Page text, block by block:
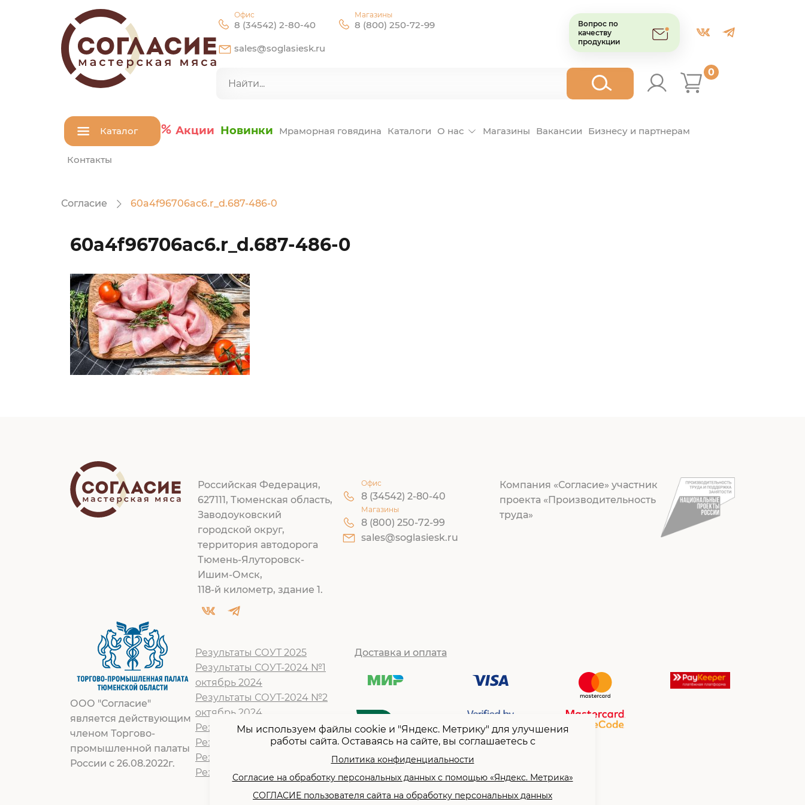
Офис
8 (34542) 2-80-40
Магазины
8 (800) 250-72-99
sales@soglasiesk.ru
Вопрос по
качеству
продукции
0
Каталог Акции Новинки Мраморная говядина Каталоги О нас Магазины Вакансии Бизнесу и партнерам
Контакты
Согласие 60a4f96706ac6.r_d.687-486-0
60a4f96706ac6.r_d.687-486-0
Российская Федерация,
627111, Тюменская область,
Заводоуковский
городской округ,
территория автодорога
Тюмень-Ялуторовск-
Ишим-Омск,
118-й километр, здание 1.
Офис
8 (34542) 2-80-40
Магазины
8 (800) 250-72-99
sales@soglasiesk.ru
Компания «Согласие» участник
проекта «Производительность
труда»
ООО "Согласие"
является действующим
членом Торгово-
промышленной палаты
России с 26.08.2022г.
Результаты СОУТ 2025
Результаты СОУТ-2024 №1
октябрь 2024
Результаты СОУТ-2024 №2
октябрь 2024
Результат СОУТ -2024 №1
Результат СОУТ -2024 №2
Результат СОУТ-2023 №1
Результат СОУТ -2023 №2
Доставка и оплата
Мы используем файлы cookie и "Яндекс. Метрику" для улучшения
работы сайта. Оставаясь на сайте, вы соглашаетесь с
Политика конфиденциальности
Согласие на обработку персональных данных с помощью «Яндекс. Метрика»
СОГЛАСИЕ пользователя сайта на обработку персональных данных